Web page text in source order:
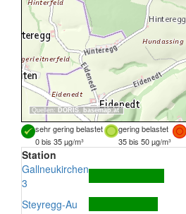
Quellen: DORIS, basemap.at
sehr gering belastet gering belastet
0 bis 35 µg/m³
35 bis 50 µg/m³
Station
Gallneukirchen
3
Steyregg-Au